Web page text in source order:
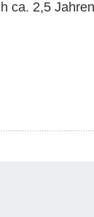
ca. 2,5